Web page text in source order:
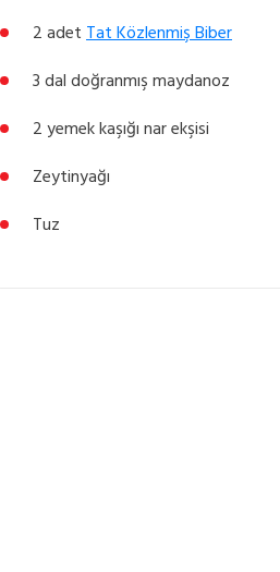
2 adetTat Közlenmiş Biber
3 dal doğranmış maydanoz
2 yemek kaşığı nar ekşisi
Zeytinyağı
Tuz